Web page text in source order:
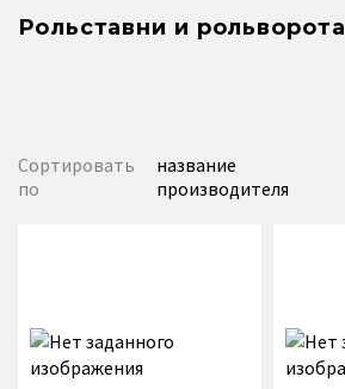
Рольставни и рольворота
Сортировать
по
название
производителя